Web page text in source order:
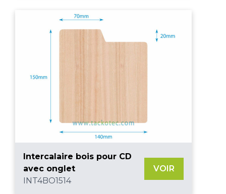
Intercalaire bois pour CD
avec onglet
INT4BO1514
VOIR